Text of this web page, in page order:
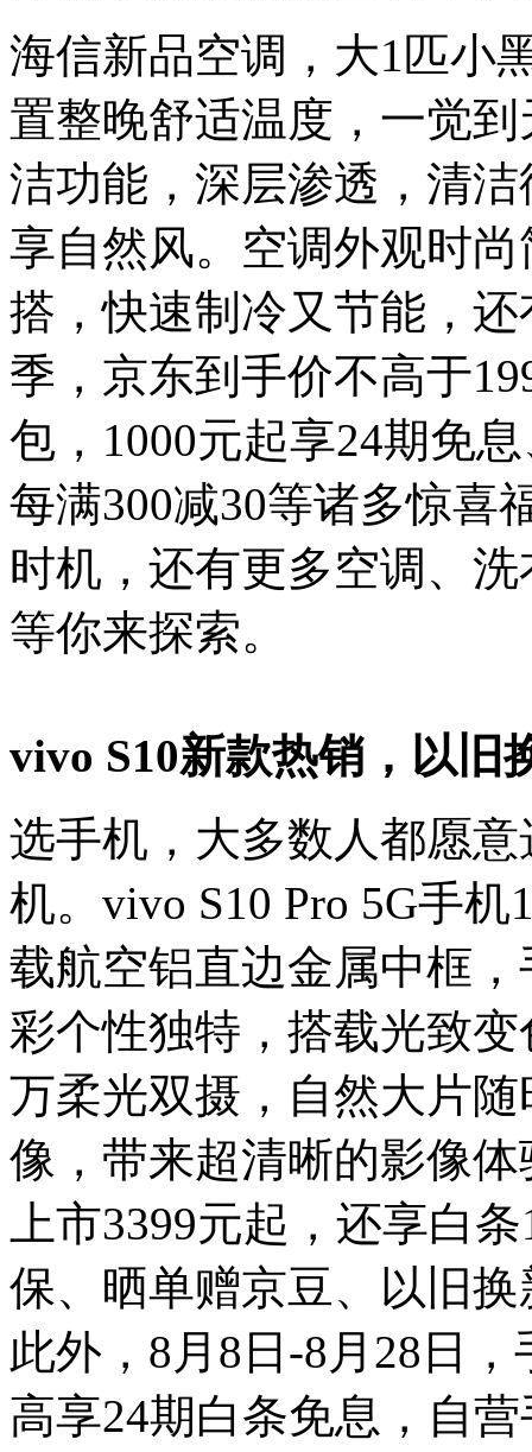
海信新品空调，大1匹小
置整晚舒适温度，一觉
洁功能，深层渗透，清
享自然风。空调外观时
搭，快速制冷又节能，
季，京东到手价不高于
包，1000元起享24期免
每满300减30等诸多惊喜
时机，还有更多空调、
等你来探索。
vivo S10新款热销，以旧
选手机，大多数人都愿
机。vivo S10 Pro 5G手
载航空铝直边金属中框
彩个性独特，搭载光致
万柔光双摄，自然大片
像，带来超清晰的影像
上市3399元起，还享白
保、晒单赠京豆、以旧
此外，8月8日-8月28日
高享24期白条免息，自